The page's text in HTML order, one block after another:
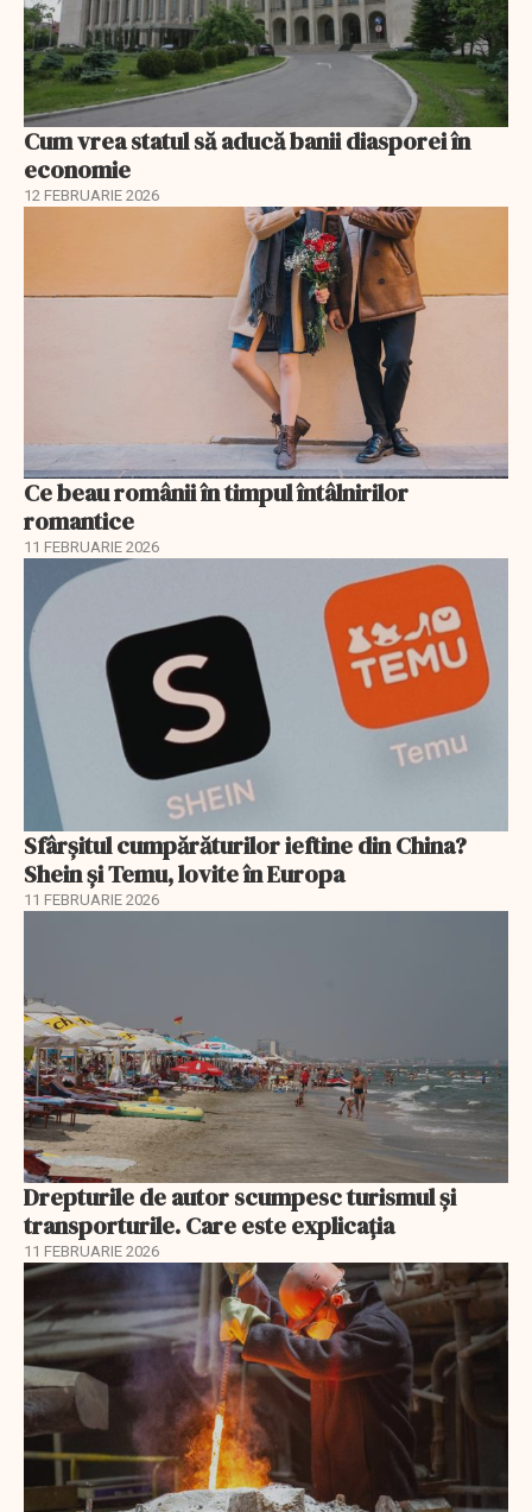
Cum vrea statul să aducă banii diasporei în
economie
12 FEBRUARIE 2026
Ce beau românii în timpul întâlnirilor
romantice
11 FEBRUARIE 2026
Sfârșitul cumpărăturilor ieftine din China?
Shein și Temu, lovite în Europa
11 FEBRUARIE 2026
Drepturile de autor scumpesc turismul și
transporturile. Care este explicația
11 FEBRUARIE 2026